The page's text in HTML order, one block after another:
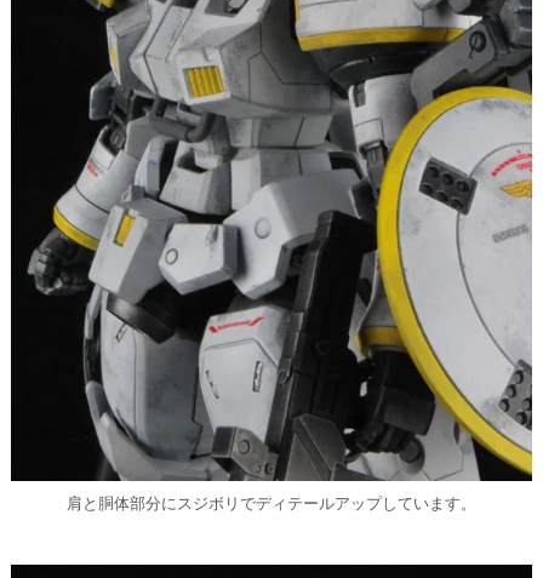
肩と胴体部分にスジボリでディテールアップしています。